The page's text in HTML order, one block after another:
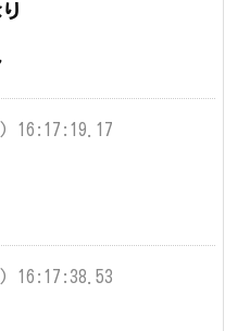
16:17:19.17
16:17:38.53